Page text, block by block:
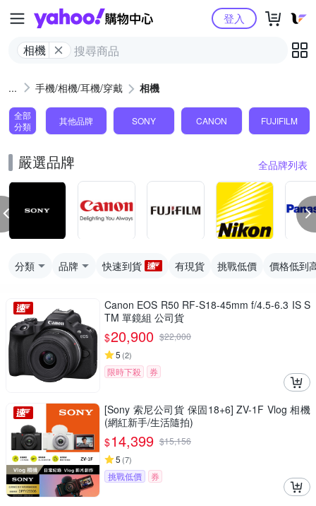
Yahoo購物中心
相機
登入
手機/相機/耳機/穿戴 相機
全部
分類
其他品牌 SONY CANON FUJIFILM
嚴選品牌 全品牌列表
分類 品牌 快速到貨 有現貨 挑戰低價 價格低到
Canon EOS R50 RF-S18-45mm f/4.5-6.3 IS S
TM 單鏡組 公司貨
$20,900 $22,000
5 (2)
限時下殺 券
[Sony 索尼公司貨 保固18+6] ZV-1F Vlog 相機
(網紅新手/生活隨拍)
$14,399 $15,156
5 (7)
挑戰低價 券